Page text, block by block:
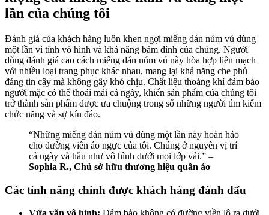
lần của chúng tôi
Đánh giá của khách hàng luôn khen ngợi miếng dán núm vú dùng
một lần vì tính vô hình và khả năng bám dính của chúng. Người
dùng đánh giá cao cách miếng dán núm vú này hòa hợp liền mạch
với nhiều loại trang phục khác nhau, mang lại khả năng che phủ
đáng tin cậy mà không gây khó chịu. Chất liệu thoáng khí đảm bảo
người mặc có thể thoải mái cả ngày, khiến sản phẩm của chúng tôi
trở thành sản phẩm được ưa chuộng trong số những người tìm kiếm
chức năng và sự kín đáo.
“Những miếng dán núm vú dùng một lần này hoàn hảo
cho đường viền áo ngực của tôi. Chúng ở nguyên vị trí
cả ngày và hầu như vô hình dưới mọi lớp vải.” –
Sophia R., Chủ sở hữu thương hiệu quần áo
Các tính năng chính được khách hàng đánh dấu